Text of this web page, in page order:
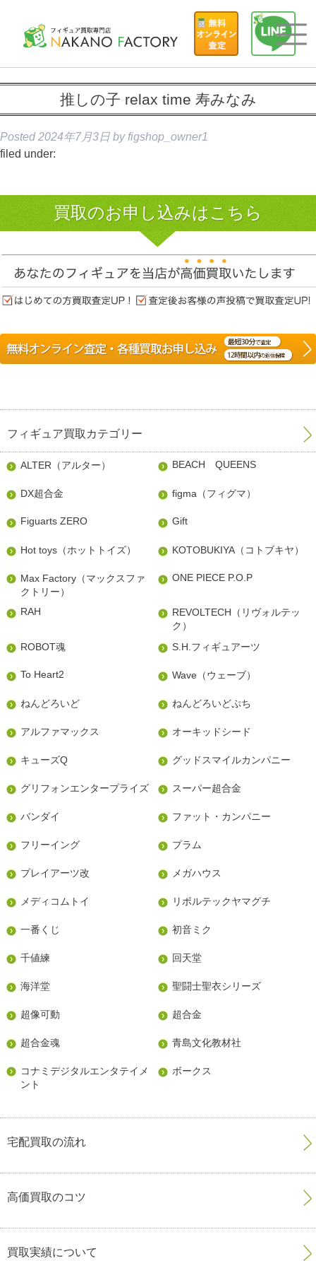
推しの子 relax time 寿みなみ
Posted 2024年7月3日 by figshop_owner1
filed under:
買取のお申し込みはこちら
フィギュア買取カテゴリー
ALTER（アルター） BEACH QUEENS
DX超合金 figma（フィグマ）
Figuarts ZERO Gift
Hot toys（ホットトイズ） KOTOBUKIYA（コトブキヤ）
Max Factory（マックスファ
クトリー）
ONE PIECE P.O.P
RAH
REVOLTECH（リヴォルテッ
ク）
ROBOT魂
S.H.フィギュアーツ
To Heart2 Wave（ウェーブ）
ねんどろいど ねんどろいどぷち
アルファマックス オーキッドシード
キューズQ グッドスマイルカンパニー
グリフォンエンタープライズ スーパー超合金
バンダイ ファット・カンパニー
フリーイング プラム
プレイアーツ改 メガハウス
メディコムトイ リボルテックヤマグチ
一番くじ 初音ミク
千値練 回天堂
海洋堂 聖闘士聖衣シリーズ
超像可動 超合金
超合金魂 青島文化教材社
コナミデジタルエンタテイメ
ント
ボークス
宅配買取の流れ
高価買取のコツ
買取実績について